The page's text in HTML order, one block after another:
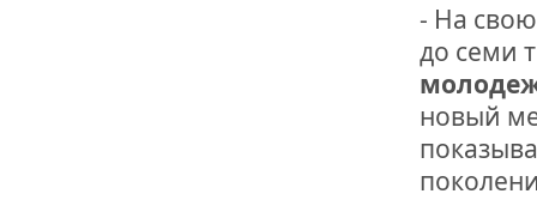
- На
до семи
новый